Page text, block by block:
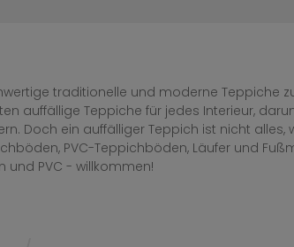
traditionelle und moderne Teppiche
auffällige Teppiche für jedes Interieur,
Doch ein auffälliger Teppich ist nicht alles,
PVC-Teppichböden, Läufer und
und PVC - willkommen!